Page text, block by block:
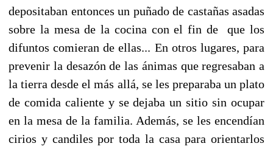
depositaban entonces un puñado de castañas asadas
sobre la mesa de la cocina con el fin de que los
difuntos comieran de ellas... En otros lugares, para
prevenir la desazón de las ánimas que regresaban a
la tierra desde el más allá, se les preparaba un plato
de comida caliente y se dejaba un sitio sin ocupar
en la mesa de la familia. Además, se les encendían
cirios y candiles por toda la casa para orientarlos